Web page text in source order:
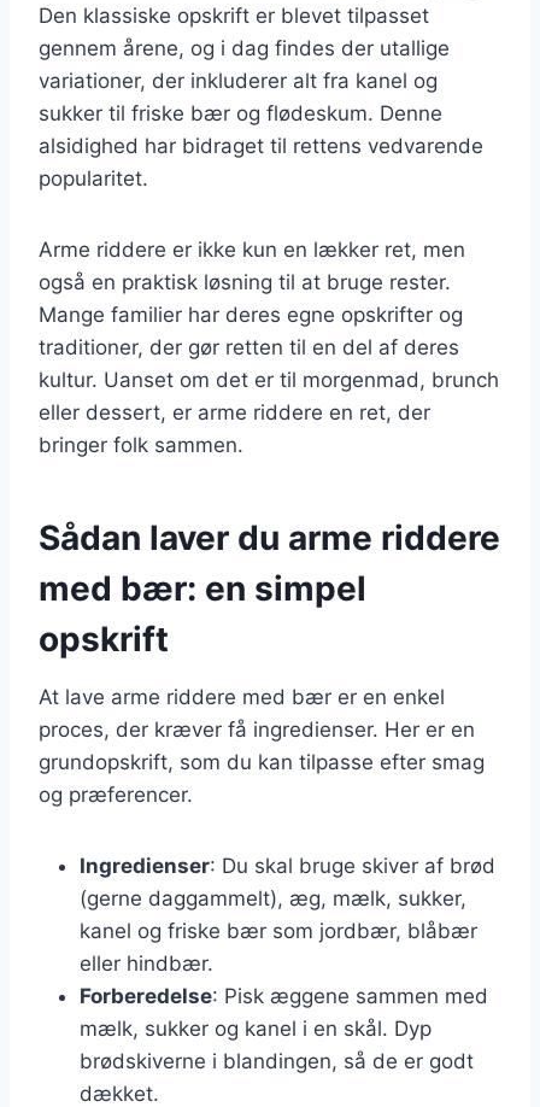
Den klassiske opskrift er blevet tilpasset
gennem årene, og i dag findes der utallige
variationer, der inkluderer alt fra kanel og
sukker til friske bær og flødeskum. Denne
alsidighed har bidraget til rettens vedvarende
popularitet.
Arme riddere er ikke kun en lækker ret, men
også en praktisk løsning til at bruge rester.
Mange familier har deres egne opskrifter og
traditioner, der gør retten til en del af deres
kultur. Uanset om det er til morgenmad, brunch
eller dessert, er arme riddere en ret, der
bringer folk sammen.
Sådan laver du arme riddere
med bær: en simpel
opskrift
At lave arme riddere med bær er en enkel
proces, der kræver få ingredienser. Her er en
grundopskrift, som du kan tilpasse efter smag
og præferencer.
Ingredienser: Du skal bruge skiver af brød
(gerne daggammelt), æg, mælk, sukker,
kanel og friske bær som jordbær, blåbær
eller hindbær.
Forberedelse: Pisk æggene sammen med
mælk, sukker og kanel i en skål. Dyp
brødskiverne i blandingen, så de er godt
dækket.